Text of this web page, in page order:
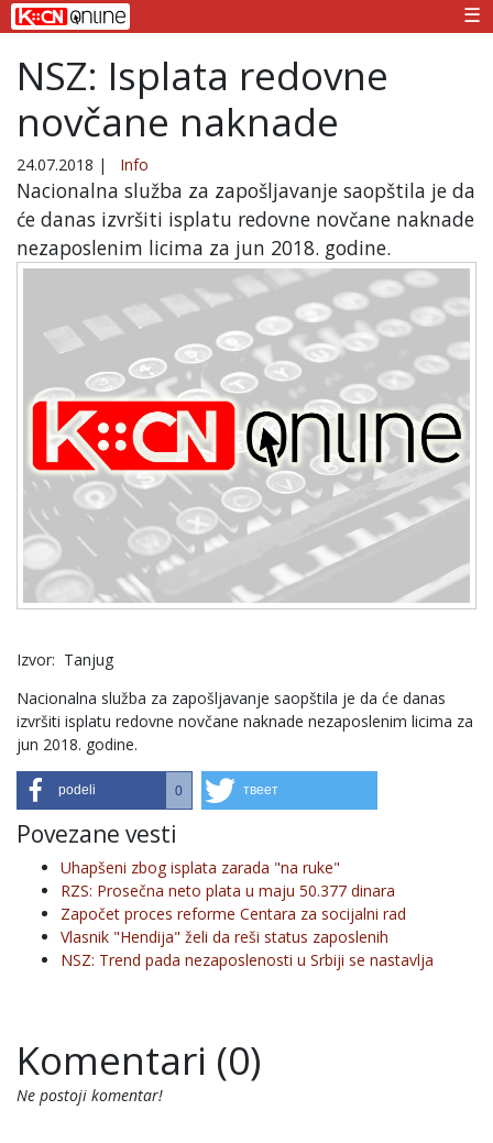
☰
NSZ: Isplata redovne
novčane naknade
24.07.2018 | Info
Nacionalna služba za zapošljavanje saopštila je da
će danas izvršiti isplatu redovne novčane naknade
nezaposlenim licima za jun 2018. godine.
Izvor: Tanjug
Nacionalna služba za zapošljavanje saopštila je da će danas
izvršiti isplatu redovne novčane naknade nezaposlenim licima za
jun 2018. godine.
podeli 0 твеет
Povezane vesti
Uhapšeni zbog isplata zarada "na ruke"
RZS: Prosečna neto plata u maju 50.377 dinara
Započet proces reforme Centara za socijalni rad
Vlasnik "Hendija" želi da reši status zaposlenih
NSZ: Trend pada nezaposlenosti u Srbiji se nastavlja
Komentari (0)
Ne postoji komentar!